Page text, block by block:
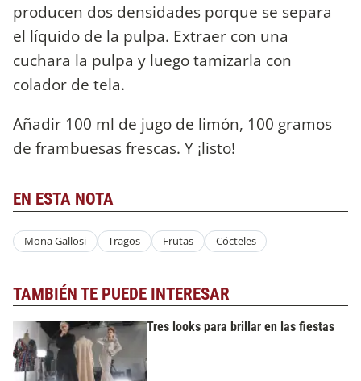
producen dos densidades porque se separa
el líquido de la pulpa. Extraer con una
cuchara la pulpa y luego tamizarla con
colador de tela.
Añadir 100 ml de jugo de limón, 100 gramos
de frambuesas frescas. Y ¡listo!
EN ESTA NOTA
Mona Gallosi Tragos Frutas Cócteles
TAMBIÉN TE PUEDE INTERESAR
Tres looks para brillar en las fiestas